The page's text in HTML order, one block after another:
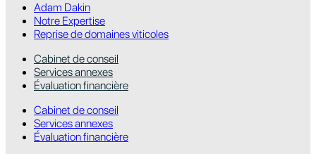
Adam Dakin
Notre Expertise
Reprise de domaines viticoles
Cabinet de conseil
Services annexes
Évaluation financière
Cabinet de conseil
Services annexes
Évaluation financière